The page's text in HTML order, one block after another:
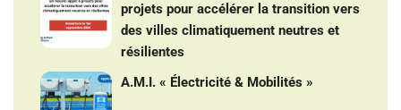
projets pour accélérer la transition vers
des villes climatiquement neutres et
résilientes
A.M.I. « Électricité & Mobilités »